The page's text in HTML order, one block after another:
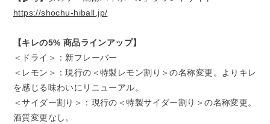
https://shochu-hiball.jp/
【キレの5% 商品ラインアップ】
＜ドライ＞：新フレーバー
＜レモン＞：現行の＜特製レモン割り＞の名称変更。よりキレ
を感じる味わいにリニューアル。
＜サイダー割り＞：現行の＜特製サイダー割り＞の名称変更。
酒質変更なし。